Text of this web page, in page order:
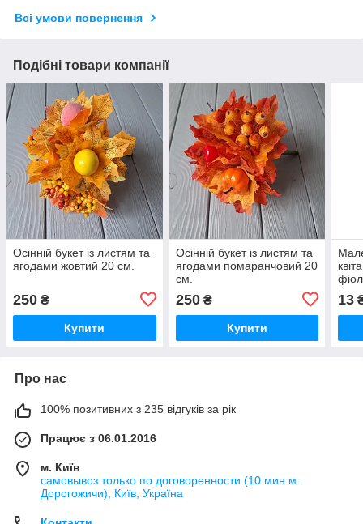
Всі умови повернення
Подібні товари компанії
Осінній букет із листям та
ягодами жовтий 20 см.
250 ₴
Купити
Осінній букет із листям та
ягодами помаранчовий 20
см.
250₴
Купити
13
Про нас
100% позитивних з 235 відгуків за рік
Працює з 06.01.2016
м. Київ
самовывоз только по договоренности (10 мин м.
Дорогожичи), Київ, Україна